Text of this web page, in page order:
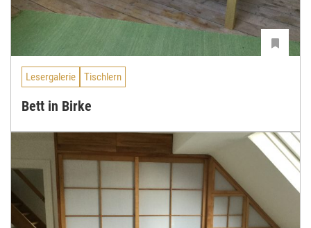
Lesergalerie Tischlern
Bett in Birke